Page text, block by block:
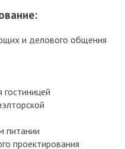
и делового общения
гостиницей
питании
проектирования